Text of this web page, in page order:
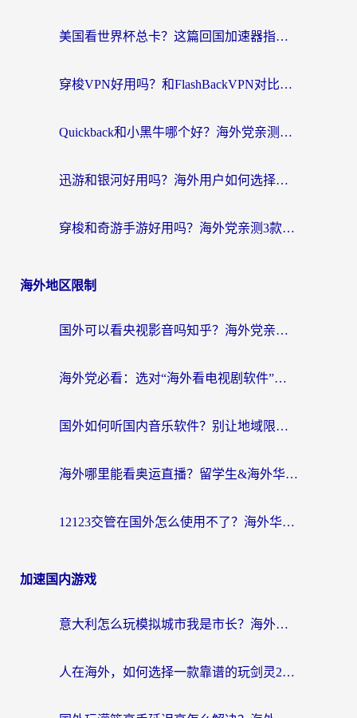
美国看世界杯总卡？这篇回国加速器指南帮你无缝刷国内资源（附苹果手机VPN设置步骤）
穿梭VPN好用吗？和FlashBackVPN对比哪个回国效果更好？
Quickback和小黑牛哪个好？海外党亲测指南，选对回国加速器秒回国内
迅游和银河好用吗？海外用户如何选择回国加速器实现无缝访问国内资源
穿梭和奇游手游好用吗？海外党亲测3款回国加速器，附蜜蜂加速器七天试用攻略
海外地区限制
国外可以看央视影音吗知乎？海外党亲测有效的回国加速方案
海外党必看：选对“海外看电视剧软件”，再也不用愁国内剧刷不了
国外如何听国内音乐软件？别让地域限制，断了你的中文歌单
海外哪里能看奥运直播？留学生&海外华人必看的体育赛事观赛终极指南
12123交管在国外怎么使用不了？海外华人必看的无缝访问国内资源指南
加速国内游戏
意大利怎么玩模拟城市我是市长？海外党国服游戏加速终极攻略（附三国3量子特攻解决办法）
人在海外，如何选择一款靠谱的玩剑灵2加速器？